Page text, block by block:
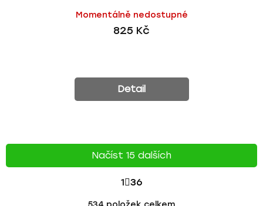
Momentálně nedostupné
825 Kč
Detail
Načíst 15 dalších
S
T
1 36